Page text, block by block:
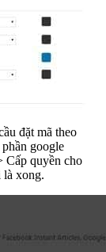
đặt mã theo
google
Cấp quyền cho
là xong.